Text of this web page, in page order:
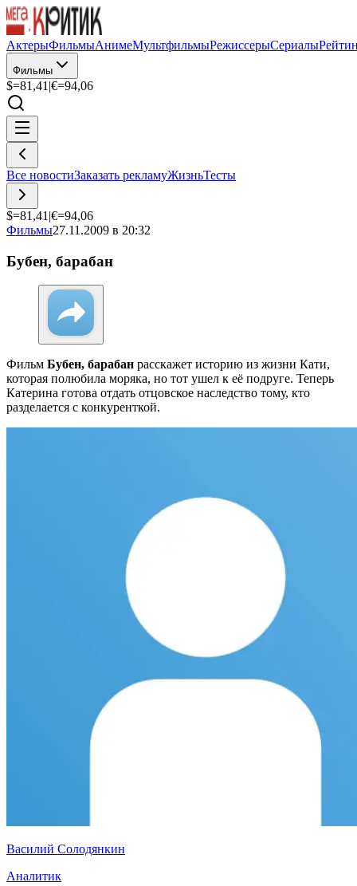
АктерыФильмыАнимеМультфильмыРежиссерыСериалы
Фильмы
$=81,41 |€=94,06
Все новостиЗаказать рекламуЖизньТесты
$=81,41 |€=94,06
Фильмы27.11.2009 в 20:32
Бубен, барабан
Фильм Бубен, барабан расскажет историю из жизни Кати,
которая полюбила моряка, но тот ушел к её подруге. Теперь
Катерина готова отдать отцовское наследство тому, кто
разделается с конкуренткой.
Василий Солодянкин
Аналитик